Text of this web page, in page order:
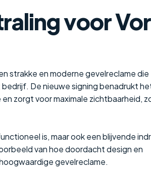
voor
strakke en moderne gevelreclame die
De nieuwe signing benadrukt
zorgt voor maximale zichtbaarheid,
is, maar ook een blijvende
van hoe doordacht design en
gevelreclame.